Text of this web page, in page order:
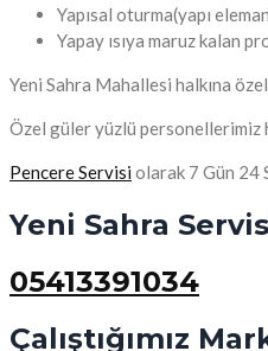
Yapısal oturma(yapı
Yapay ısıya maruz kalan
Yeni Sahra Mahallesi halkına
Özel güler yüzlü personellerimiz
Pencere Servisi olarak 7 Gün 24
Yeni Sahra
05413391034
Çalıştığımız